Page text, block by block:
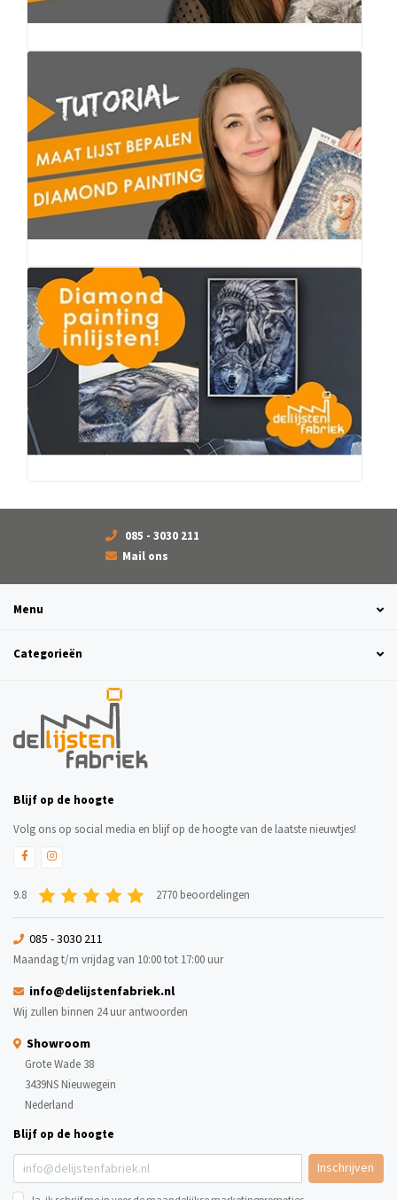
085 - 3030 211
Mail ons
Menu
Categorieën
Blijf op de hoogte
Volg ons op social media en blijf op de hoogte van de laatste nieuwtjes!
9.8 2770 beoordelingen
085 - 3030 211
Maandag t/m vrijdag van 10:00 tot 17:00 uur
info@delijstenfabriek.nl
Wij zullen binnen 24 uur antwoorden
Showroom
Grote Wade 38
3439NS Nieuwegein
Nederland
Blijf op de hoogte
Inschrijven